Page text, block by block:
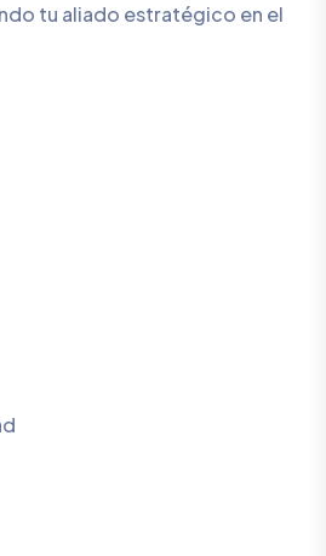
tu aliado estratégico en el